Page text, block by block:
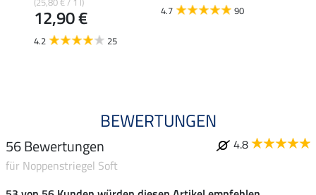
12,90 €
4.2 25
4.7 90
BEWERTUNGEN
56 Bewertungen
4.8
für Noppenstriegel Soft